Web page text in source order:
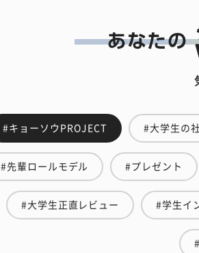
#キョーソウPROJECT #大学生の
#先輩ロールモデル #プレゼント
#大学生正直レビュー #学生イ